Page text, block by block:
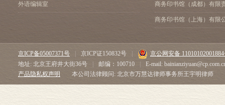
外语编辑室 商务印书馆（成都）有限
商务印书馆（上海）有限
京ICP备05007371号 京ICP证150832号
京公网安备
地址: 北京王府井大街36号
邮编：100710
E-mail:
产品隐私权声明
本公司法律顾问: 北京市万慧达律师事务所王宇明律师